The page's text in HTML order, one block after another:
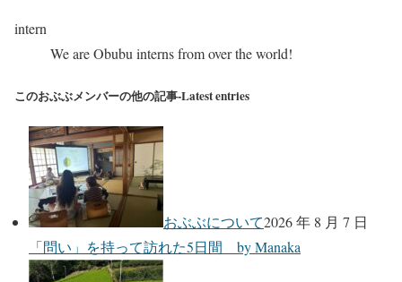
intern
We are Obubu interns from over the world!
このおぶぶメンバーの他の記事-Latest entries
おぶぶについて2026 年 8 月 7 日
「問い」を持って訪れた5日間 by Manaka